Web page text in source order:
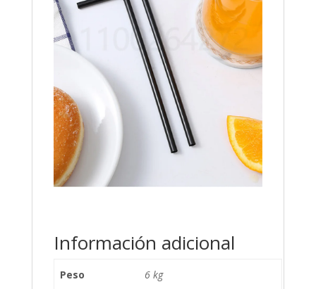
Información adicional
Peso 6 kg